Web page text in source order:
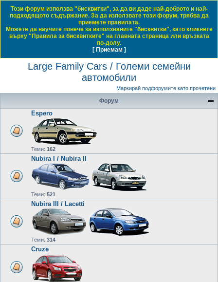
Daewoo & Chevrolet Club Bulgaria
ЧЗВ Правила на форума Влез
Регистрация
Начало форум Large Family Cars / Големи семейни автомобили
е
е
Виж активните теми
Large Family Cars / Големи семейни
автомобили
Маркирай подфорумите като прочетени
Форум
Espero
Теми: 162
Nubira I / Nubira II
Теми: 521
Nubira III / Lacetti
Теми: 314
Cruze
Този форум използва "бисквитки", за да ви даде най-доброто и най-
подходящото съдържание. За да използвате този форум, трябва да
приемете правилата.
Можете да научите повече за използваните "бисквитки", като кликнете
върху "Правила за бисквитките" на главната страница или връзката
по-долу.
[ Приемам ]